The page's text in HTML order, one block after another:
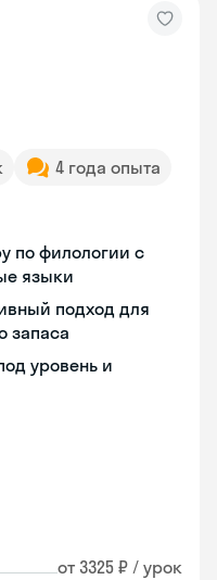
4 года опыта
по филологии с
языки
подход для
запаса
уровень и
от 3325 ₽ / урок